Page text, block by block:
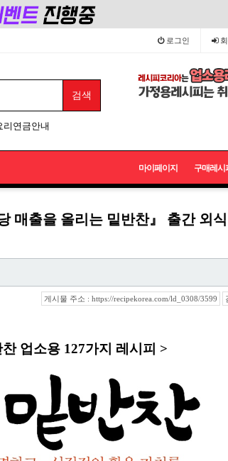
로그인
리연금안내
마이페이지 구매레시
매출을 올리는 밑반찬』 출간 외
게시물 주소 : https://recipekorea.com/ld_0308/3599
업소용 127가지 레시피 >